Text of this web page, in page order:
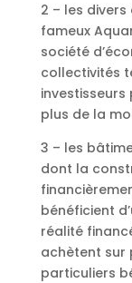
2 – les
fameux
société
collectivités
investisseurs
plus de la
3 – les
dont la
bénéficient
réalité
achètent sur
particuliers